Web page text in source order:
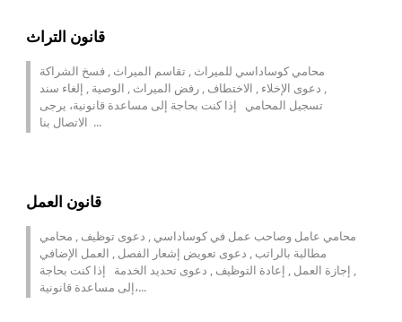
قانون التراث
محامي كوساداسي للميراث , تقاسم الميراث , فسخ الشراكة
, دعوى الإخلاء , الاختطاف , رفض الميراث , الوصية , إلغاء سند
تسجيل المحامي إذا كنت بحاجة إلى مساعدة قانونية، يرجى
الاتصال بنا ...
قانون العمل
محامي عامل وصاحب عمل في كوساداسي , دعوى توظيف , محامي
مطالبة بالراتب , دعوى تعويض إشعار الفصل , العمل الإضافي
, إجازة العمل , إعادة التوظيف , دعوى تحديد الخدمة إذا كنت بحاجة
إلى مساعدة قانونية،...